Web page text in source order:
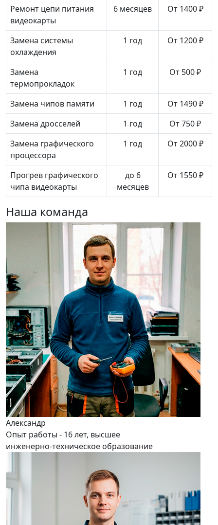
Ремонт цепи питания
видеокарты
6 месяцев От 1400 ₽
Замена системы
охлаждения
1 год От 1200 ₽
Замена
термопрокладок
1 год От 500 ₽
Замена чипов памяти 1 год
От 1490 ₽
Замена дросселей
1 год
От 750 ₽
Замена графического
процессора
1 год От 2000 ₽
Прогрев графического
чипа видеокарты
до 6
месяцев
От 1550 ₽
Наша команда
Александр
Опыт работы - 16 лет, высшее
инженерно-техническое образование